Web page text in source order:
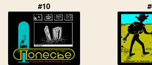
#10